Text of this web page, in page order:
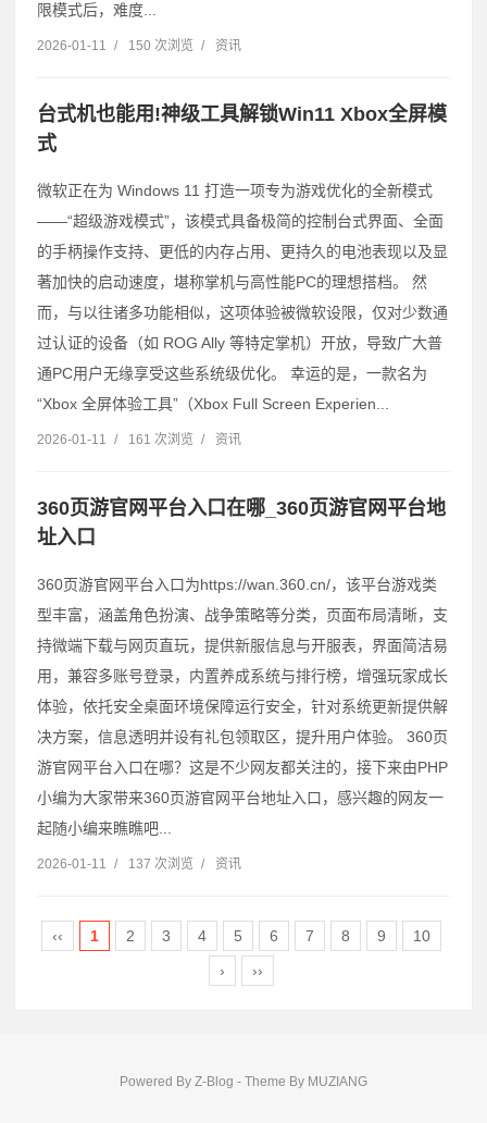
限模式后，难度...
2026-01-11 / 150 次浏览 / 资讯
台式机也能用!神级工具解锁Win11 Xbox全屏模
式
微软正在为 Windows 11 打造一项专为游戏优化的全新模式
——“超级游戏模式”，该模式具备极简的控制台式界面、全面
的手柄操作支持、更低的内存占用、更持久的电池表现以及显
著加快的启动速度，堪称掌机与高性能PC的理想搭档。 然
而，与以往诸多功能相似，这项体验被微软设限，仅对少数通
过认证的设备（如 ROG Ally 等特定掌机）开放，导致广大普
通PC用户无缘享受这些系统级优化。 幸运的是，一款名为
“Xbox 全屏体验工具”（Xbox Full Screen Experien...
2026-01-11 / 161 次浏览 / 资讯
360页游官网平台入口在哪_360页游官网平台地
址入口
360页游官网平台入口为https://wan.360.cn/，该平台游戏类
型丰富，涵盖角色扮演、战争策略等分类，页面布局清晰，支
持微端下载与网页直玩，提供新服信息与开服表，界面简洁易
用，兼容多账号登录，内置养成系统与排行榜，增强玩家成长
体验，依托安全桌面环境保障运行安全，针对系统更新提供解
决方案，信息透明并设有礼包领取区，提升用户体验。 360页
游官网平台入口在哪？这是不少网友都关注的，接下来由PHP
小编为大家带来360页游官网平台地址入口，感兴趣的网友一
起随小编来瞧瞧吧...
2026-01-11 / 137 次浏览 / 资讯
‹‹ 1 2 3 4 5 6 7 8 9
10
›
››
Powered By Z-Blog - Theme By MUZIANG